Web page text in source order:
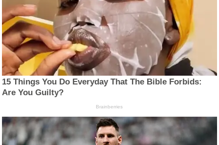
15 Things You Do Everyday That The Bible Forbids:
Are You Guilty?
Brainberries